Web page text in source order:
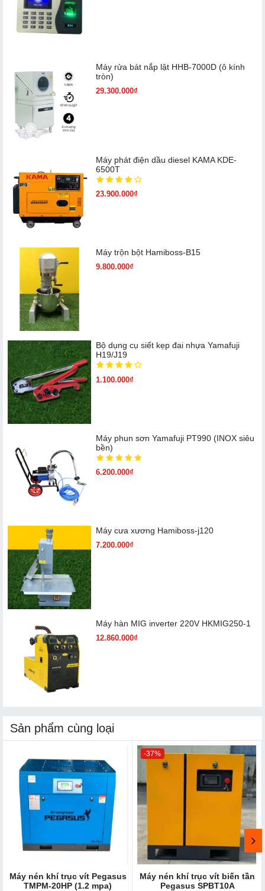
Máy rửa bát nắp lật HHB-7000D (ô kính
tròn)
29.300.000₫
Máy phát điện dầu diesel KAMA KDE-
6500T
23.900.000₫
Máy trộn bột Hamiboss-B15
9.800.000₫
Bộ dụng cụ siết kẹp đai nhựa Yamafuji
H19/J19
1.100.000₫
Máy phun sơn Yamafuji PT990 (INOX siêu
bền)
6.200.000₫
Máy cưa xương Hamiboss-j120
7.200.000₫
Máy hàn MIG inverter 220V HKMIG250-1
12.860.000₫
Sản phẩm cùng loại
Máy nén khí trục vít Pegasus
TMPM-20HP (1.2 mpa)
-37%
Máy nén khí trục vít biến tần
Pegasus SPBT10A